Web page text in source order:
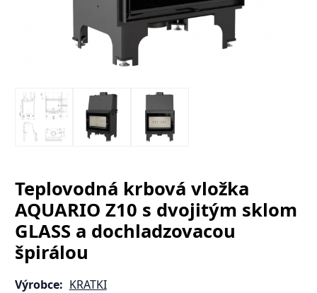
Teplovodná krbová vložka
AQUARIO Z10 s dvojitým sklom
GLASS a dochladzovacou
špirálou
Výrobce: KRATKI